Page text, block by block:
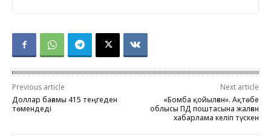
Previous article
Доллар бағамы 415 теңгеден
төмендеді
Next article
«Бомба қойылған». Ақтөбе
облысы ПД поштасына жалған
хабарлама келіп түскен